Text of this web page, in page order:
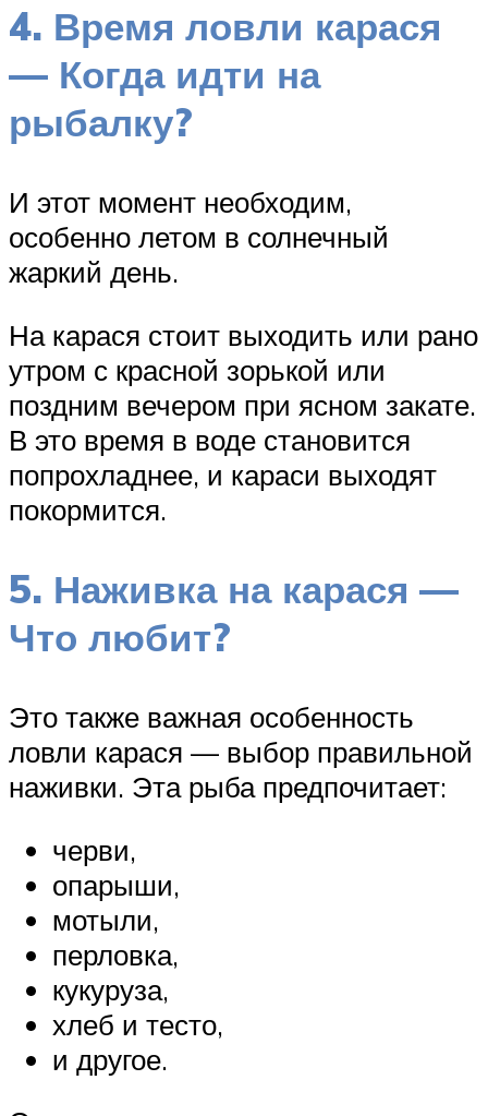
4. Время ловли карася
— Когда идти на
рыбалку?
И этот момент необходим,
особенно летом в солнечный
жаркий день.
На карася стоит выходить или рано
утром с красной зорькой или
поздним вечером при ясном закате.
В это время в воде становится
попрохладнее, и караси выходят
покормится.
5. Наживка на карася —
Что любит?
Это также важная особенность
ловли карася — выбор правильной
наживки. Эта рыба предпочитает:
черви,
опарыши,
мотыли,
перловка,
кукуруза,
хлеб и тесто,
и другое.